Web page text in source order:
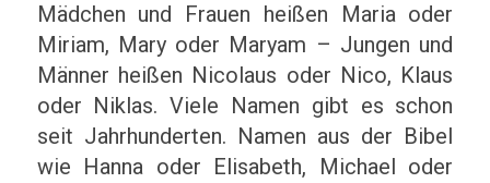
Mädchen und Frauen heißen Maria oder
Miriam, Mary oder Maryam – Jungen und
Männer heißen Nicolaus oder Nico, Klaus
oder Niklas. Viele Namen gibt es schon
seit Jahrhunderten. Namen aus der Bibel
wie Hanna oder Elisabeth, Michael oder